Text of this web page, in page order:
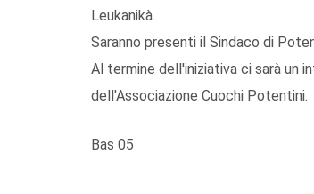
Leukanikà.
Saranno presenti il Sindaco di
Al termine dell'iniziativa ci sarà un
dell'Associazione Cuochi Potentini.
Bas 05